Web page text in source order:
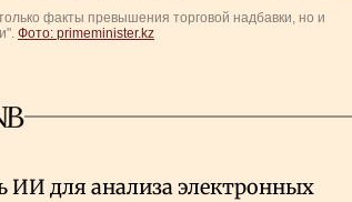
факты превышения торговой надбавки, но и
Фото: primeminister.kz
ИИ для анализа электронных